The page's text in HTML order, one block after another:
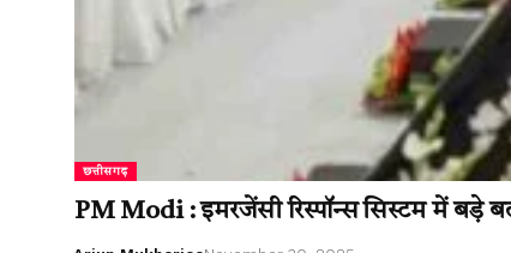
छत्तीसगढ़
PM Modi : इमरजेंसी रिस्पॉन्स सिस्टम में बड़े